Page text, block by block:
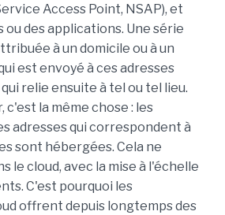
Access Point, NSAP), et
ou des applications. Une série
à un domicile ou à un
est envoyé à ces adresses
relie ensuite à tel ou tel lieu.
c'est la même chose : les
adresses qui correspondent à
sont hébergées. Cela ne
le cloud, avec la mise à l'échelle
C'est pourquoi les
offrent depuis longtemps des